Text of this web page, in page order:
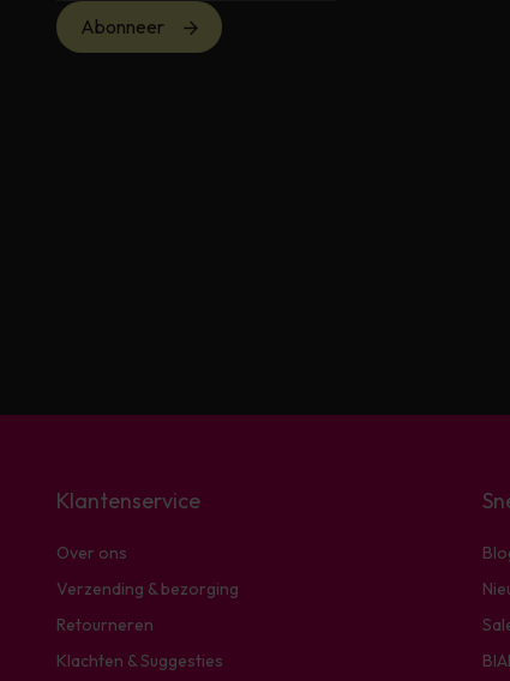
Abonneer
Klantenservice
Over ons
Verzending & bezorging
Retourneren
Klachten & Suggesties